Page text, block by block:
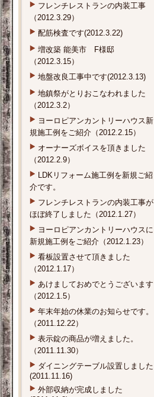
フレンチレストランの内装工事
（2012.3.29）
配筋検査です(2012.3.22)
増改築 能美市 F様邸
（2012.3.15）
地盤改良工事中です(2012.3.13)
地鎮祭がとりおこなわれました
（2012.3.2）
ヨーロピアンカントリーハウス新
規施工例をご紹介（2012.2.15）
オーナーズボイスを頂きました
（2012.2.9）
LDKリフォーム施工例を新規ご紹
介です。
フレンチレストランの内装工事が
ほぼ終了しました（2012.1.27）
ヨーロピアンカントリーハウスに
新規施工例をご紹介（2012.1.23）
看板設置させて頂きました
（2012.1.17）
あけましておめでとうございます
（2012.1.5）
年末年始の休業のお知らせです。
（2011.12.22）
表示錠の商品が増えました。
（2011.11.30）
ダイニングテーブル設置しました
(2011.11.16)
外部収納が完成しました